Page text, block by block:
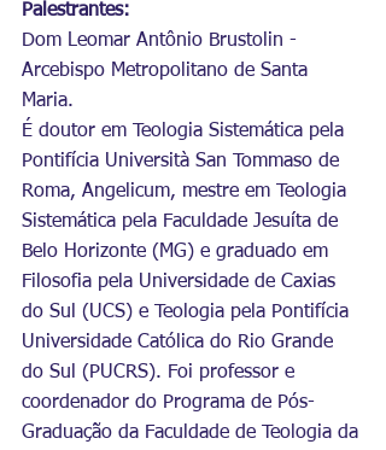
Palestrantes:
Dom Leomar Antônio Brustolin -
Arcebispo Metropolitano de Santa
Maria.
É doutor em Teologia Sistemática pela
Pontifícia Università San Tommaso de
Roma, Angelicum, mestre em Teologia
Sistemática pela Faculdade Jesuíta de
Belo Horizonte (MG) e graduado em
Filosofia pela Universidade de Caxias
do Sul (UCS) e Teologia pela Pontifícia
Universidade Católica do Rio Grande
do Sul (PUCRS). Foi professor e
coordenador do Programa de Pós-
Graduação da Faculdade de Teologia da